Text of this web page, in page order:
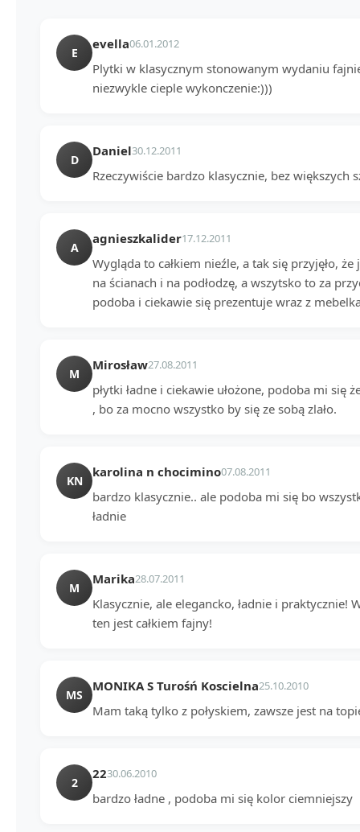
E
evella06.01.2012
Plytki w klasycznym stonowanym wydaniu
niezwykle cieple wykonczenie:)))
D
Daniel30.12.2011
Rzeczywiście bardzo klasycznie, bez większych
A
agnieszkalider17.12.2011
Wygląda to całkiem nieźle, a tak się przyjęło,
na ścianach i na podłodzę, a wszytsko to za
podoba i ciekawie się prezentuje wraz z
M
Mirosław27.08.2011
płytki ładne i ciekawie ułożone, podoba mi się
, bo za mocno wszystko by się ze sobą zlało.
KN
karolina n chocimino07.08.2011
bardzo klasycznie.. ale podoba mi się bo
ładnie
M
Marika28.07.2011
Klasycznie, ale elegancko, ładnie i praktycznie!
ten jest całkiem fajny!
MS
MONIKA S Turośń Koscielna25.10.2010
Mam taką tylko z połyskiem, zawsze jest na
2
2230.06.2010
bardzo ładne , podoba mi się kolor ciemniejszy